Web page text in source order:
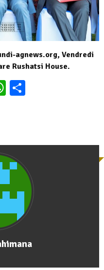
agnews.org, Vendredi
Rushatsi House.
WhatsApp